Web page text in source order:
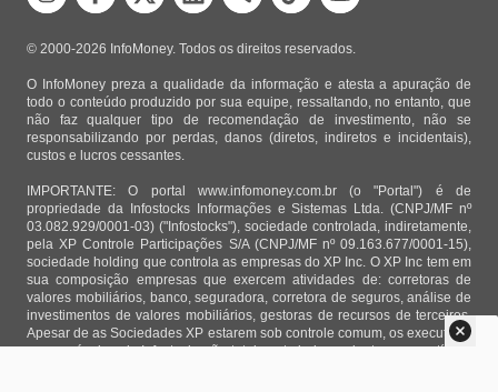
© 2000-2026 InfoMoney. Todos os direitos reservados.
O InfoMoney preza a qualidade da informação e atesta a apuração de
todo o conteúdo produzido por sua equipe, ressaltando, no entanto, que
não faz qualquer tipo de recomendação de investimento, não se
responsabilizando por perdas, danos (diretos, indiretos e incidentais),
custos e lucros cessantes.
IMPORTANTE: O portal www.infomoney.com.br (o "Portal") é de
propriedade da Infostocks Informações e Sistemas Ltda. (CNPJ/MF nº
03.082.929/0001-03) ("Infostocks"), sociedade controlada, indiretamente,
pela XP Controle Participações S/A (CNPJ/MF nº 09.163.677/0001-15),
sociedade holding que controla as empresas do XP Inc. O XP Inc tem em
sua composição empresas que exercem atividades de: corretoras de
valores mobiliários, banco, seguradora, corretora de seguros, análise de
investimentos de valores mobiliários, gestoras de recursos de terceiros.
Apesar de as Sociedades XP estarem sob controle comum, os executivos
responsáveis pela Infostocks são totalmente independentes e as notícias,